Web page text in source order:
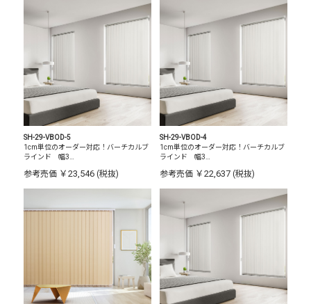
SH-29-VBOD-5
1cm単位のオーダー対応！バーチカルブ
ラインド 幅3…
参考売価 ￥23,546 (税抜)
SH-29-VBOD-4
1cm単位のオーダー対応！バーチカルブ
ラインド 幅3…
参考売価 ￥22,637 (税抜)